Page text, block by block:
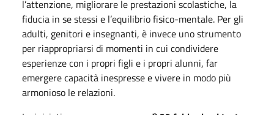
l’attenzione, migliorare le prestazioni scolastiche, la
fiducia in se stessi e l’equilibrio fisico-mentale. Per gli
adulti, genitori e insegnanti, è invece uno strumento
per riappropriarsi di momenti in cui condividere
esperienze con i propri figli e i propri alunni, far
emergere capacità inespresse e vivere in modo più
armonioso le relazioni.